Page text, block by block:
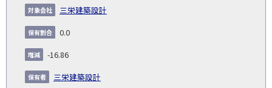
三栄建築設計
0.0
-16.86
三栄建築設計